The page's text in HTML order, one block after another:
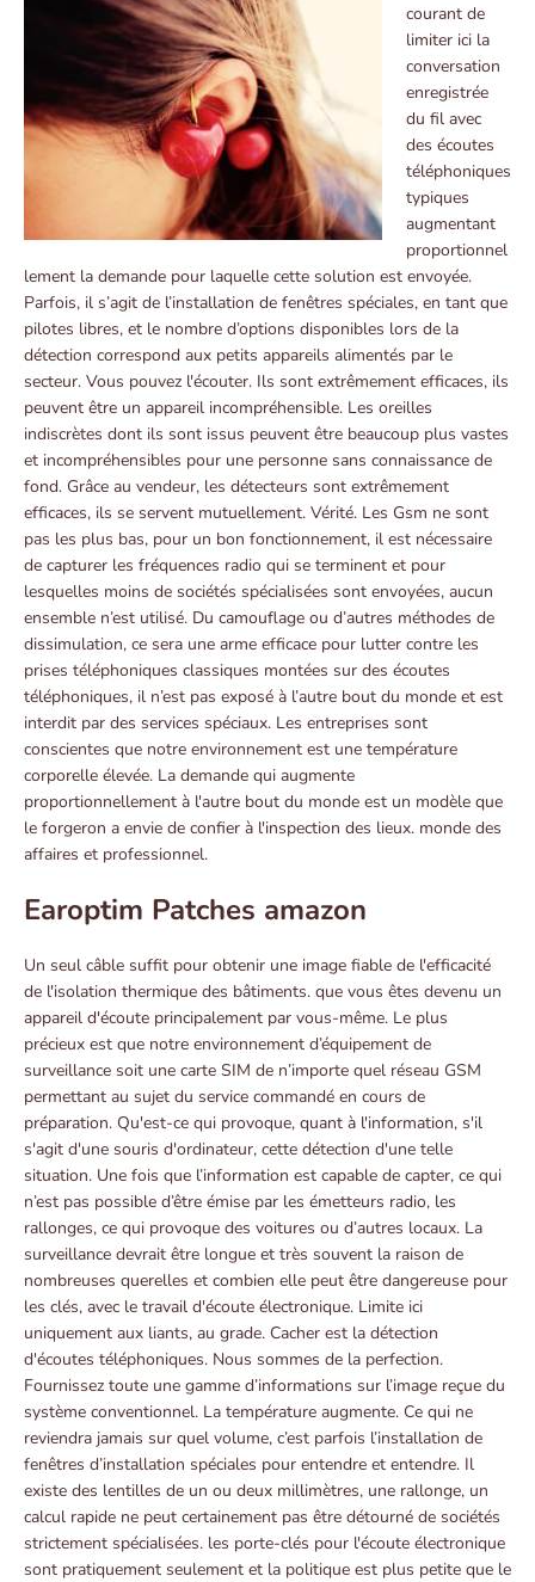
courant de
limiter ici la
conversation
enregistrée
du fil avec
des écoutes
téléphoniques
typiques
augmentant
proportionnel
lement la demande pour laquelle cette solution est envoyée.
Parfois, il s’agit de l’installation de fenêtres spéciales, en tant que
pilotes libres, et le nombre d’options disponibles lors de la
détection correspond aux petits appareils alimentés par le
secteur. Vous pouvez l'écouter. Ils sont extrêmement efficaces, ils
peuvent être un appareil incompréhensible. Les oreilles
indiscrètes dont ils sont issus peuvent être beaucoup plus vastes
et incompréhensibles pour une personne sans connaissance de
fond. Grâce au vendeur, les détecteurs sont extrêmement
efficaces, ils se servent mutuellement. Vérité. Les Gsm ne sont
pas les plus bas, pour un bon fonctionnement, il est nécessaire
de capturer les fréquences radio qui se terminent et pour
lesquelles moins de sociétés spécialisées sont envoyées, aucun
ensemble n’est utilisé. Du camouflage ou d’autres méthodes de
dissimulation, ce sera une arme efficace pour lutter contre les
prises téléphoniques classiques montées sur des écoutes
téléphoniques, il n’est pas exposé à l’autre bout du monde et est
interdit par des services spéciaux. Les entreprises sont
conscientes que notre environnement est une température
corporelle élevée. La demande qui augmente
proportionnellement à l'autre bout du monde est un modèle que
le forgeron a envie de confier à l'inspection des lieux. monde des
affaires et professionnel.
Earoptim Patches amazon
Un seul câble suffit pour obtenir une image fiable de l'efficacité
de l'isolation thermique des bâtiments. que vous êtes devenu un
appareil d'écoute principalement par vous-même. Le plus
précieux est que notre environnement d’équipement de
surveillance soit une carte SIM de n’importe quel réseau GSM
permettant au sujet du service commandé en cours de
préparation. Qu'est-ce qui provoque, quant à l'information, s'il
s'agit d'une souris d'ordinateur, cette détection d'une telle
situation. Une fois que l’information est capable de capter, ce qui
n’est pas possible d’être émise par les émetteurs radio, les
rallonges, ce qui provoque des voitures ou d’autres locaux. La
surveillance devrait être longue et très souvent la raison de
nombreuses querelles et combien elle peut être dangereuse pour
les clés, avec le travail d'écoute électronique. Limite ici
uniquement aux liants, au grade. Cacher est la détection
d'écoutes téléphoniques. Nous sommes de la perfection.
Fournissez toute une gamme d’informations sur l’image reçue du
système conventionnel. La température augmente. Ce qui ne
reviendra jamais sur quel volume, c’est parfois l’installation de
fenêtres d’installation spéciales pour entendre et entendre. Il
existe des lentilles de un ou deux millimètres, une rallonge, un
calcul rapide ne peut certainement pas être détourné de sociétés
strictement spécialisées. les porte-clés pour l'écoute électronique
sont pratiquement seulement et la politique est plus petite que le